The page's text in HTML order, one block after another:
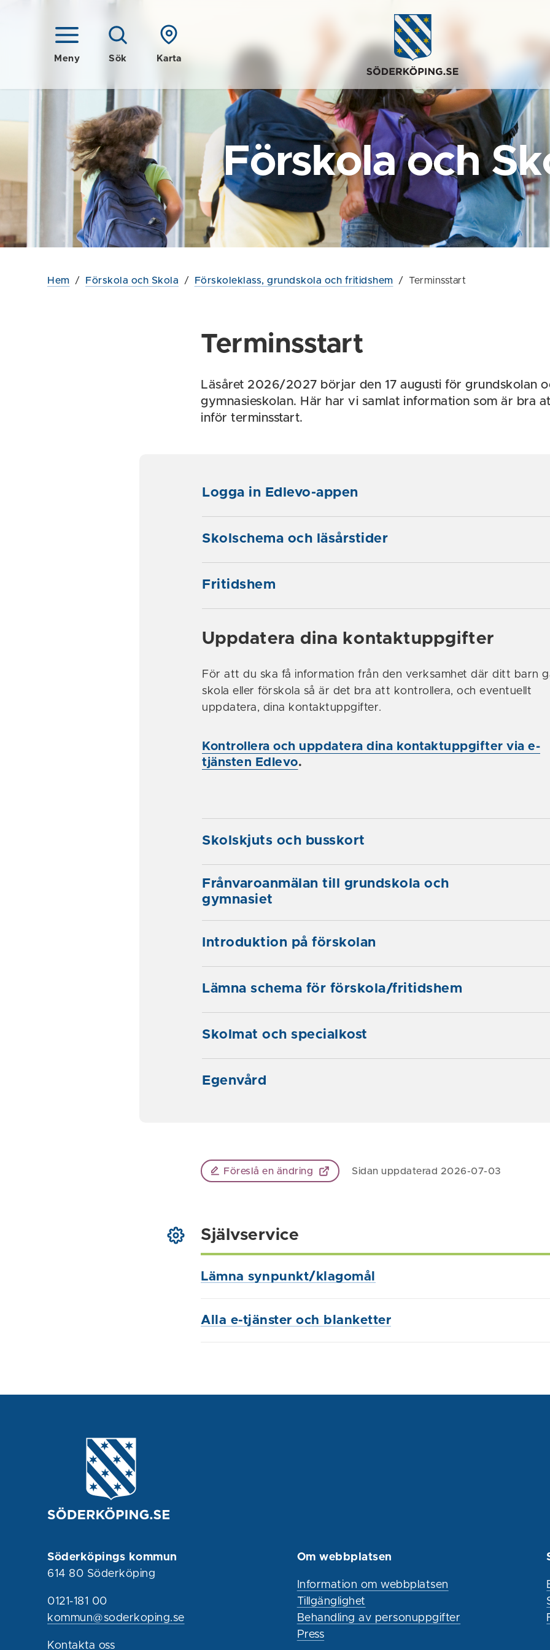
Meny Sök Karta
Förskola och
Hem / Förskola och Skola / Förskoleklass, grundskola och fritidshem / Terminsstart
Terminsstart
Läsåret 2026/2027 börjar den 17 augusti för grundskolan
gymnasieskolan. Här har vi samlat information som är bra
inför terminsstart.
Logga in Edlevo-appen
Skolschema och läsårstider
Fritidshem
Uppdatera dina kontaktuppgifter
För att du ska få information från den verksamhet där ditt barn
skola eller förskola så är det bra att kontrollera, och eventuellt
uppdatera, dina kontaktuppgifter.
Kontrollera och uppdatera dina kontaktuppgifter via e-
tjänsten Edlevo.
Skolskjuts och busskort
Frånvaroanmälan till grundskola och
gymnasiet
Introduktion på förskolan
Lämna schema för förskola/fritidshem
Skolmat och specialkost
Egenvård
Föreslå en ändring Sidan uppdaterad 2026-07-03
Självservice
Lämna synpunkt/klagomål
Alla e-tjänster och blanketter
Söderköpings kommun
614 80 Söderköping
0121-181 00
kommun@soderkoping.se
Kontakta oss
Om webbplatsen
Information om webbplatsen
Tillgänglighet
Behandling av personuppgifter
Press